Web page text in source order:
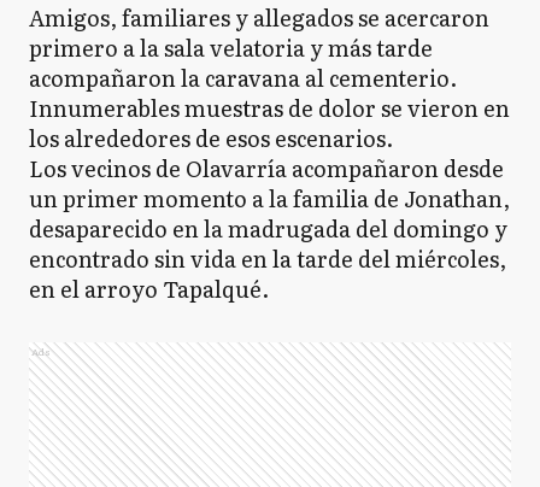
Amigos, familiares y allegados se acercaron
primero a la sala velatoria y más tarde
acompañaron la caravana al cementerio.
Innumerables muestras de dolor se vieron en
los alrededores de esos escenarios.
Los vecinos de Olavarría acompañaron desde
un primer momento a la familia de Jonathan,
desaparecido en la madrugada del domingo y
encontrado sin vida en la tarde del miércoles,
en el arroyo Tapalqué.
Ads